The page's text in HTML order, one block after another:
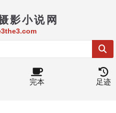
影小说网
完本 足迹